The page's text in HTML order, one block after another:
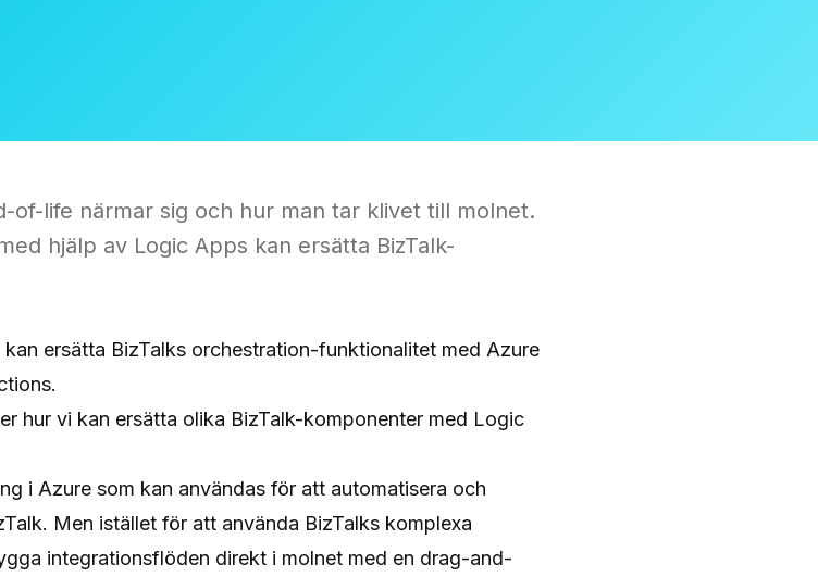
of-life närmar sig och hur man tar klivet till molnet.
hjälp av Logic Apps kan ersätta BizTalk-
ersätta BizTalks orchestration-funktionalitet med Azure
hur vi kan ersätta olika BizTalk-komponenter med Logic
i Azure som kan användas för att automatisera och
Men istället för att använda BizTalks komplexa
integrationsflöden direkt i molnet med en drag-and-